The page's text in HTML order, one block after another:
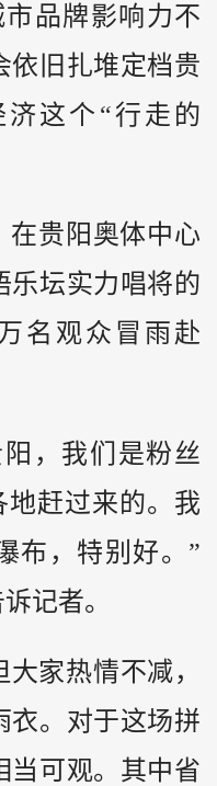
品牌影响力不
依旧扎堆定档贵
这个“行走的
在贵阳奥体中心
乐坛实力唱将的
名观众冒雨赴
，我们是粉丝
地赶过来的。我
布，特别好。”
记者。
家热情不减，
衣。对于这场拼
当可观。其中省